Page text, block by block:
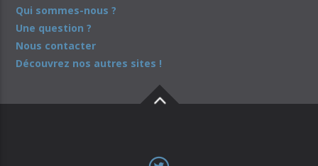
Qui sommes-nous ?
Une question ?
Nous contacter
Découvrez nos autres sites !